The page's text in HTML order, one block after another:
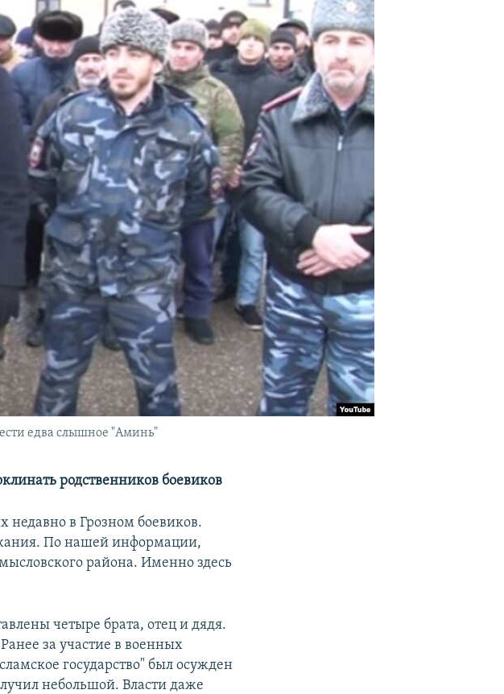
едва слышное "Аминь"
родственников боевиков
недавно в Грозном боевиков.
По нашей информации,
района. Именно здесь
четыре брата, отец и дядя.
за участие в военных
государство" был осужден
небольшой. Власти даже